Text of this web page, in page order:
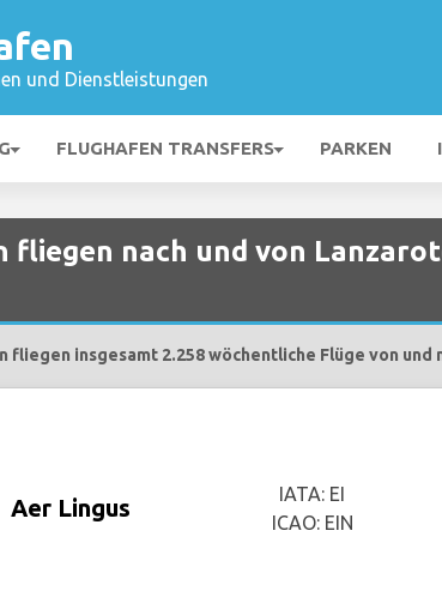
und Dienstleistungen
FLUGHAFEN TRANSFERS PARKEN
fliegen nach und von
insgesamt 2.258 wöchentliche Flüge von und
Aer Lingus
IATA: EI
ICAO: EIN